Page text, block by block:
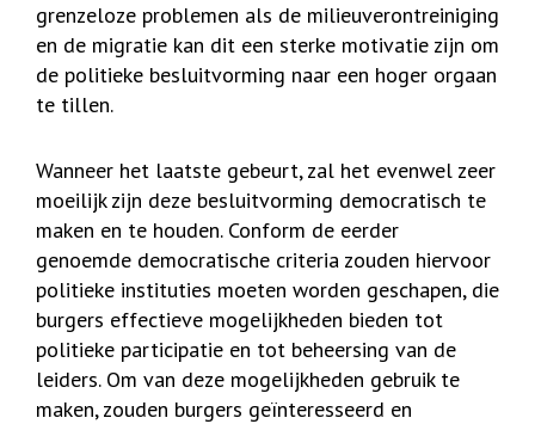
grenzeloze problemen als de milieuverontreiniging
en de migratie kan dit een sterke motivatie zijn om
de politieke besluitvorming naar een hoger orgaan
te tillen.
Wanneer het laatste gebeurt, zal het evenwel zeer
moeilijk zijn deze besluitvorming democratisch te
maken en te houden. Conform de eerder
genoemde democratische criteria zouden hiervoor
politieke instituties moeten worden geschapen, die
burgers effectieve mogelijkheden bieden tot
politieke participatie en tot beheersing van de
leiders. Om van deze mogelijkheden gebruik te
maken, zouden burgers geïnteresseerd en